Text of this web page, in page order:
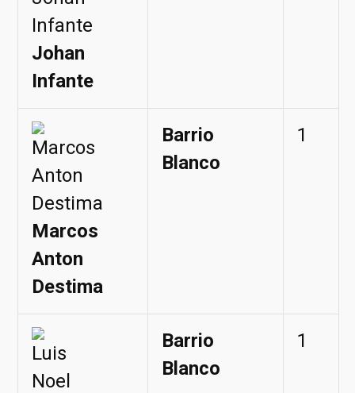
Johan
Infante
Marcos
Anton
Destima
Barrio
Blanco
1
Barrio
Blanco
1